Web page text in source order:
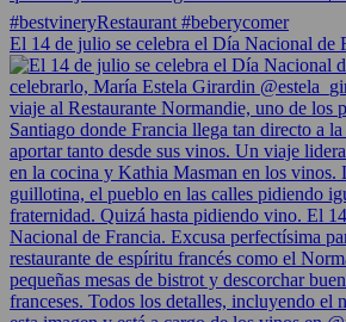
El 14 de julio se celebra el Día Nacional de